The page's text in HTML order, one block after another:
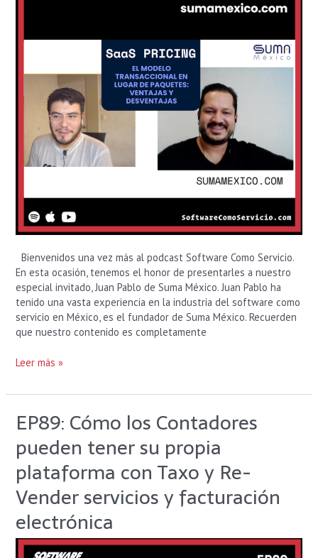
Bienvenidos una vez más al podcast Software Como Servicio.
En esta ocasión, tenemos el honor de presentarles a nuestro
especial invitado, Juan Pablo de Suma México. Juan Pablo ha
tenido una vasta experiencia en la industria del software como
servicio en México, es el fundador de Suma México. Recuerden
que nuestro contenido es completamente
desventajas
Leer más »
EP89: Cómo los Contadores
pueden tener su propia
plataforma con Taxo y Re-
Vender servicios y facturación
electrónica
EP89:
Cómo
los
Contadores
pueden
tener
su
propia
plataforma